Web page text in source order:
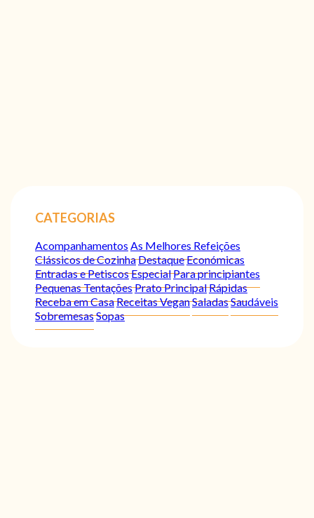
CATEGORIAS
Acompanhamentos As Melhores Refeições
Clássicos de CozinhaDestaqueEconómicas
Entradas e PetiscosEspecialPara principiantes
Pequenas TentaçõesPrato PrincipalRápidas
Receba em CasaReceitas VeganSaladasSaudáveis
SobremesasSopas